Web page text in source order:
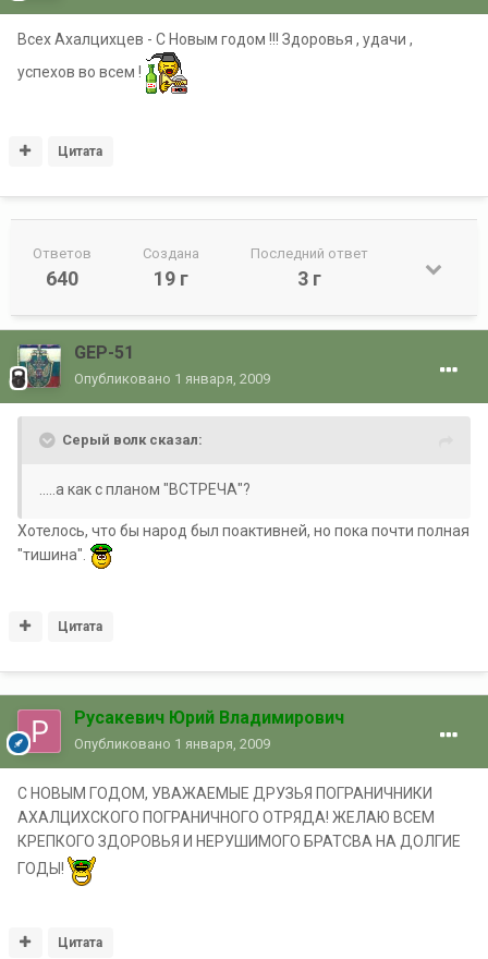
Всех Ахалцихцев - С Новым годом !!! Здоровья , удачи ,
успехов во всем !
Цитата
Ответов
640
Создана
19 г
Последний ответ
3 г
GEP-51
Опубликовано 1 января, 2009
Серый волк сказал:
.....а как с планом "ВСТРЕЧА"?
Хотелось, что бы народ был поактивней, но пока почти полная
"тишина".
Цитата
Русакевич Юрий Владимирович
Опубликовано 1 января, 2009
С НОВЫМ ГОДОМ, УВАЖАЕМЫЕ ДРУЗЬЯ ПОГРАНИЧНИКИ
АХАЛЦИХСКОГО ПОГРАНИЧНОГО ОТРЯДА! ЖЕЛАЮ ВСЕМ
КРЕПКОГО ЗДОРОВЬЯ И НЕРУШИМОГО БРАТСВА НА ДОЛГИЕ
ГОДЫ!
Цитата